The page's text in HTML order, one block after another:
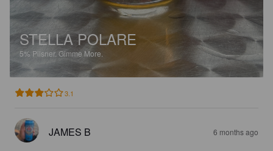
STELLA POLARE
5% Pilsner. Gimme More.
3.1
JAMES B 6 months ago